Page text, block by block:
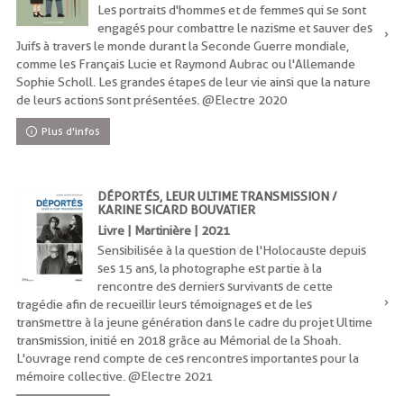
Les portraits d'hommes et de femmes qui se sont
engagés pour combattre le nazisme et sauver des
Juifs à travers le monde durant la Seconde Guerre mondiale,
comme les Français Lucie et Raymond Aubrac ou l'Allemande
Sophie Scholl. Les grandes étapes de leur vie ainsi que la nature
de leurs actions sont présentées. @Electre 2020
Plus d'infos
DÉPORTÉS, LEUR ULTIME TRANSMISSION /
KARINE SICARD BOUVATIER
Livre | Martinière | 2021
Sensibilisée à la question de l'Holocauste depuis
ses 15 ans, la photographe est partie à la
rencontre des derniers survivants de cette
tragédie afin de recueillir leurs témoignages et de les
transmettre à la jeune génération dans le cadre du projet Ultime
transmission, initié en 2018 grâce au Mémorial de la Shoah.
L'ouvrage rend compte de ces rencontres importantes pour la
mémoire collective. @Electre 2021